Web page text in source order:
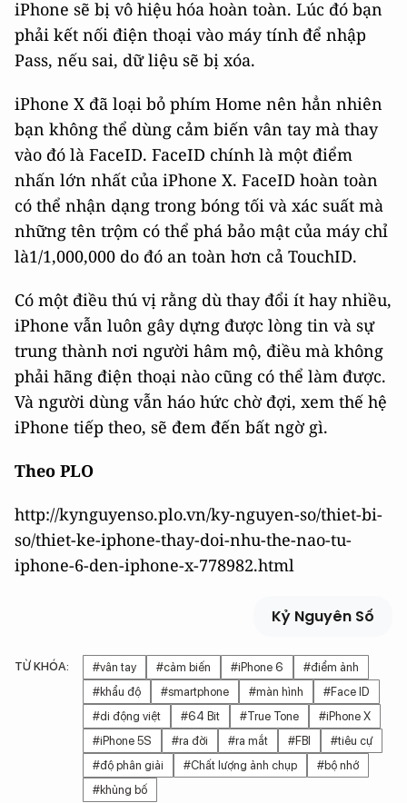
iPhone sẽ bị vô hiệu hóa hoàn toàn. Lúc đó bạn
phải kết nối điện thoại vào máy tính để nhập
Pass, nếu sai, dữ liệu sẽ bị xóa.
iPhone X đã loại bỏ phím Home nên hẳn nhiên
bạn không thể dùng cảm biến vân tay mà thay
vào đó là FaceID. FaceID chính là một điểm
nhấn lớn nhất của iPhone X. FaceID hoàn toàn
có thể nhận dạng trong bóng tối và xác suất mà
những tên trộm có thể phá bảo mật của máy chỉ
là1/1,000,000 do đó an toàn hơn cả TouchID.
Có một điều thú vị rằng dù thay đổi ít hay nhiều,
iPhone vẫn luôn gây dựng được lòng tin và sự
trung thành nơi người hâm mộ, điều mà không
phải hãng điện thoại nào cũng có thể làm được.
Và người dùng vẫn háo hức chờ đợi, xem thế hệ
iPhone tiếp theo, sẽ đem đến bất ngờ gì.
Theo PLO
http://kynguyenso.plo.vn/ky-nguyen-so/thiet-bi-
so/thiet-ke-iphone-thay-doi-nhu-the-nao-tu-
iphone-6-den-iphone-x-778982.html
Kỷ Nguyên Số
TỪ KHÓA: #vân tay #cảm biến #iPhone 6
#điểm ảnh
#khẩu độ
#smartphone #màn hình
#Face ID
#di động việt
#64 Bit #True Tone
#iPhone X
#iPhone 5S
#ra đời #ra mắt #FBI
#tiêu cự
#độ phân giải
#Chất lượng ảnh chụp
#bộ nhớ
#khủng bố